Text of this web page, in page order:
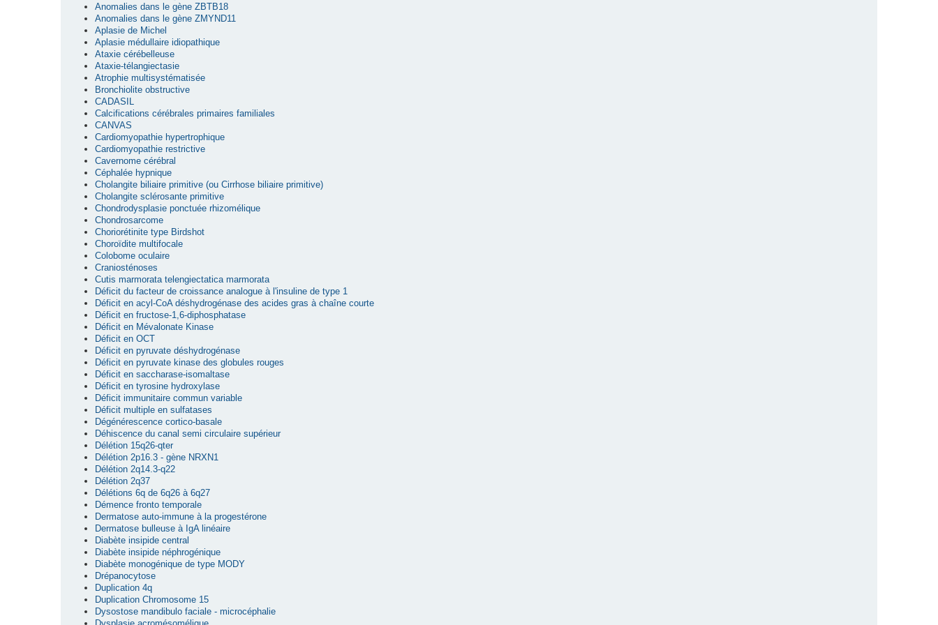
Anomalies dans le gène ZBTB18
Anomalies dans le gène ZMYND11
Aplasie de Michel
Aplasie médullaire idiopathique
Ataxie cérébelleuse
Ataxie-télangiectasie
Atrophie multisystématisée
Bronchiolite obstructive
CADASIL
Calcifications cérébrales primaires familiales
CANVAS
Cardiomyopathie hypertrophique
Cardiomyopathie restrictive
Cavernome cérébral
Céphalée hypnique
Cholangite biliaire primitive (ou Cirrhose biliaire primitive)
Cholangite sclérosante primitive
Chondrodysplasie ponctuée rhizomélique
Chondrosarcome
Choriorétinite type Birdshot
Choroïdite multifocale
Colobome oculaire
Craniosténoses
Cutis marmorata telengiectatica marmorata
Déficit du facteur de croissance analogue à l'insuline de type 1
Déficit en acyl-CoA déshydrogénase des acides gras à chaîne courte
Déficit en fructose-1,6-diphosphatase
Déficit en Mévalonate Kinase
Déficit en OCT
Déficit en pyruvate déshydrogénase
Déficit en pyruvate kinase des globules rouges
Déficit en saccharase-isomaltase
Déficit en tyrosine hydroxylase
Déficit immunitaire commun variable
Déficit multiple en sulfatases
Dégénérescence cortico-basale
Déhiscence du canal semi circulaire supérieur
Délétion 15q26-qter
Délétion 2p16.3 - gène NRXN1
Délétion 2q14.3-q22
Délétion 2q37
Délétions 6q de 6q26 à 6q27
Démence fronto temporale
Dermatose auto-immune à la progestérone
Dermatose bulleuse à IgA linéaire
Diabète insipide central
Diabète insipide néphrogénique
Diabète monogénique de type MODY
Drépanocytose
Duplication 4q
Duplication Chromosome 15
Dysostose mandibulo faciale - microcéphalie